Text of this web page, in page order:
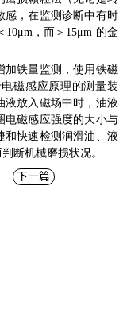
感，在监测诊断中有时
，而＞15μm 的金
加铁量监测，使用铁磁
磁感应原理的测量装
液放入磁场中时，油液
电磁感应强度的大小与
和快速检测润滑油、液
断机械磨损状况。
下一篇